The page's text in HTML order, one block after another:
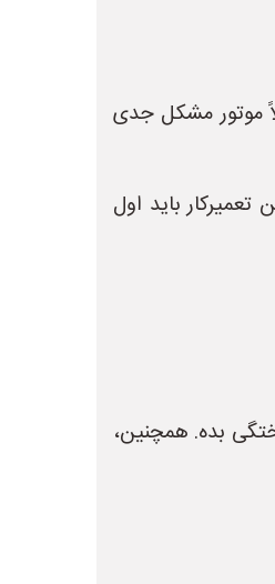
موتور مشکل جدی
باید اول
بده. همچنین،